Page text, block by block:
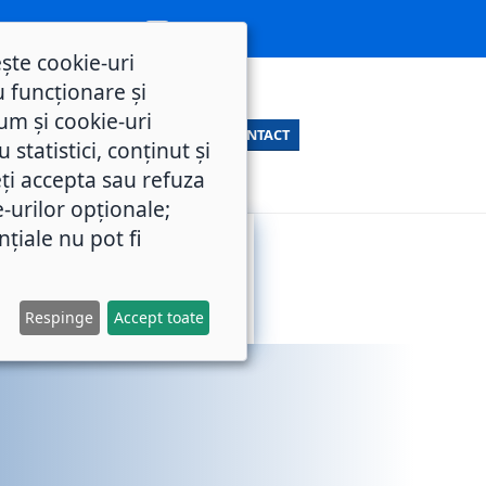
CONTACT
cookie-uri
funcționare și
și cookie-uri
statistici, conținut și
accepta sau refuza
urilor opționale;
nu pot fi
Respinge Accept toate